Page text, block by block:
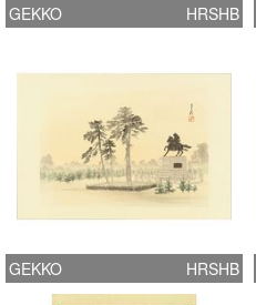
GEKKO HRSHB
GEKKO HRSHB